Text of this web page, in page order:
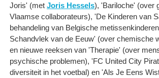
Joris' (met Joris Hessels), 'Bariloche' (over
Vlaamse collaborateurs), 'De Kinderen van
behandeling van Belgische
Schandvlek van de Eeuw' (over chemische
en nieuwe reeksen van 'Therapie' (over
psychische problemen), 'FC United City
diversiteit in het voetbal) en 'Als Je Eens